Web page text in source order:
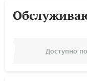
Доступно